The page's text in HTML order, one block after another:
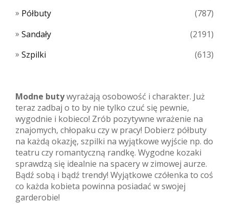
Półbuty
(787)
Sandały
(2191)
Szpilki
(613)
Modne butywyrażają osobowość i charakter. Już
teraz zadbaj o to by nie tylko czuć się pewnie,
wygodnie i kobieco! Zrób pozytywne wrażenie na
znajomych, chłopaku czy w pracy! Dobierz półbuty
na każdą okazję, szpilki na wyjątkowe wyjście np. do
teatru czy romantyczną randkę. Wygodne kozaki
sprawdzą się idealnie na spacery w zimowej aurze.
Bądź sobą i bądź trendy! Wyjątkowe czółenka to coś
co każda kobieta powinna posiadać w swojej
garderobie!